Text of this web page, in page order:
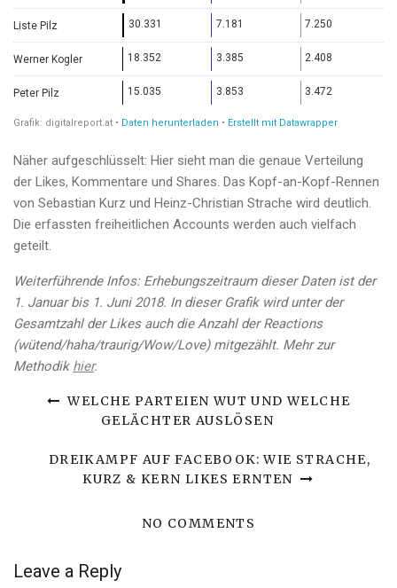
Näher aufgeschlüsselt: Hier sieht man die genaue Verteilung
der Likes, Kommentare und Shares. Das Kopf-an-Kopf-Rennen
von Sebastian Kurz und Heinz-Christian Strache wird deutlich.
Die erfassten freiheitlichen Accounts werden auch vielfach
geteilt.
Weiterführende Infos: Erhebungszeitraum dieser Daten ist der
1. Januar bis 1. Juni 2018. In dieser Grafik wird unter der
Gesamtzahl der Likes auch die Anzahl der Reactions
(wütend/haha/traurig/Wow/Love) mitgezählt. Mehr zur
Methodik hier.
WELCHE PARTEIEN WUT UND WELCHE
GELÄCHTER AUSLÖSEN
DREIKAMPF AUF FACEBOOK: WIE STRACHE,
KURZ & KERN LIKES ERNTEN
NO COMMENTS
Leave a Reply